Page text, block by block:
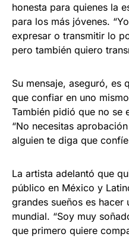
honesta para quienes la
para los más jóvenes.
expresar o transmitir lo
pero también quiero
Su mensaje, aseguró, es
que confiar en uno
También pidió que no se
“No necesitas
alguien te diga que
La artista adelantó que
público en México y
grandes sueños es
mundial. “Soy muy
que primero quiere